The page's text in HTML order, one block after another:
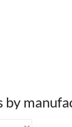
by